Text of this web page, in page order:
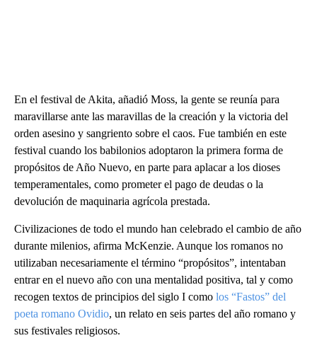
En el festival de Akita, añadió Moss, la gente se reunía para
maravillarse ante las maravillas de la creación y la victoria del
orden asesino y sangriento sobre el caos. Fue también en este
festival cuando los babilonios adoptaron la primera forma de
propósitos de Año Nuevo, en parte para aplacar a los dioses
temperamentales, como prometer el pago de deudas o la
devolución de maquinaria agrícola prestada.
Civilizaciones de todo el mundo han celebrado el cambio de año
durante milenios, afirma McKenzie. Aunque los romanos no
utilizaban necesariamente el término “propósitos”, intentaban
entrar en el nuevo año con una mentalidad positiva, tal y como
recogen textos de principios del siglo I como los “Fastos” del
poeta romano Ovidio, un relato en seis partes del año romano y
sus festivales religiosos.